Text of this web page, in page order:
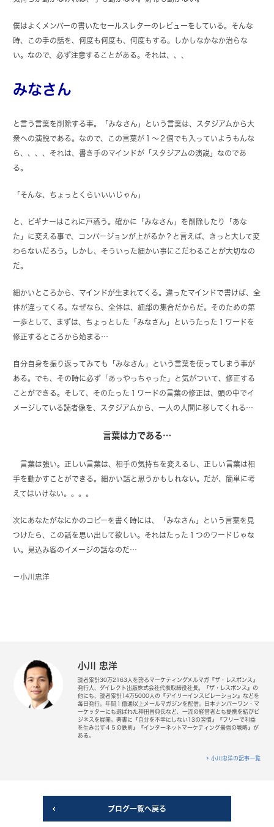
僕はよくメンバーの書いたセールスレターのレビューをしている。そんな
時、この手の話を、何度も何度も、何度もする。しかしなかなか治らな
い。なので、必ず注意することがある。それは、、、
みなさん
と言う言葉を削除する事。「みなさん」という言葉は、スタジアムから大
衆への演説である。なので、この言葉が１～２個でも入っていようもんな
ら、、、、それは、書き手のマインドが「スタジアムの演説」なのであ
る。
「そんな、ちょっとくらいいいじゃん」
と、ビギナーはこれに戸惑う。確かに「みなさん」を削除したり「あな
た」に変える事で、コンバージョンが上がるか？と言えば、きっと大して変
わらないだろう。しかし、そういった細かい事にこだわることが大切なの
だ。
細かいところから、マインドが生まれてくる。違ったマインドで書けば、全
体が違ってくる。なぜなら、全体は、細部の集合だからだ。そのための第
一歩として、まずは、ちょっとした「みなさん」というたった１ワードを
修正するところから始まる…
自分自身を振り返ってみても「みなさん」という言葉を使ってしまう事が
ある。でも、その時に必ず「あっやっちゃった」と気がついて、修正する
ことができる。そして、そのたった１ワードの言葉の修正は、頭の中でイ
メージしている読者像を、スタジアムから、一人の人間に移してくれる…
言葉は力である…
言葉は強い。正しい言葉は、相手の気持ちを変えるし、正しい言葉は相
手を動かすことができる。細かい話と思うかもしれない。だが、簡単に考
えてはいけない。。。。
次にあなたがなにかのコピーを書く時には、「みなさん」という言葉を見
つけたら、この話を思い出して欲しい。それはたった１つのワードじゃな
い。見込み客のイメージの話なのだ…
－小川忠洋
小川 忠洋
読者累計30万2163人を誇るマーケティングメルマガ『ザ・レスポンス』
発行人、ダイレクト出版株式会社代表取締役社長。『ザ・レスポンス』の
他にも、読者累計14万5000人の『デイリーインスピレーション』などを
毎日発行。年間１億通以上メールマガジンを配信。日本ナンバーワン・マ
ーケッターにも選ばれた神田昌典氏など、一流の経営者とも提携を結びビ
ジネスを展開。著書に『自分を不幸にしない13の習慣』『フリーで利益
を生み出す４５の鉄則』『インターネットマーケティング最強の戦略』が
ある。
小川忠洋の記事一覧
ブログ一覧へ戻る